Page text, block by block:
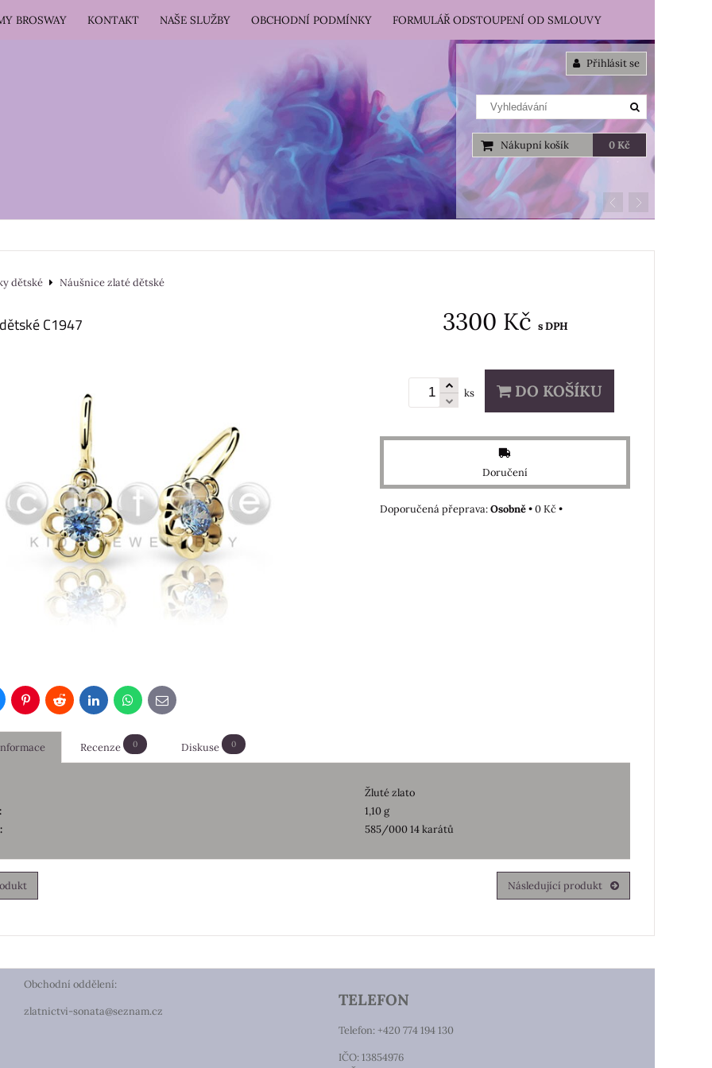
Přihlásit se
Nákupní košík 0 Kč
BROSWAY KONTAKT NAŠE SLUŽBY OBCHODNÍ PODMÍNKY FORMULÁŘ ODSTOUPENÍ OD SMLOUVY
dětské Náušnice zlaté dětské
C1947 3300 Kč s DPH
ks DO KOŠÍKU
Doručení
Osobně•0 Kč•
PinterestRedditLinkedInWhatsApp
E-
mail
Recenze 0 Diskuse 0
Žluté zlato
1,10 g
585/000 14 karátů
Následující produkt
Obchodní oddělení:
zlatnictvi-sonata@seznam.cz
TELEFON
Telefon: +420 774 194 130
IČO: 13854976